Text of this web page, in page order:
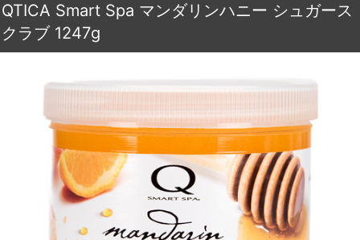
QTICA Smart Spa マンダリンハニー シュガース
クラブ 1247g